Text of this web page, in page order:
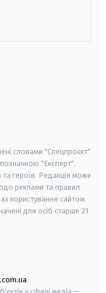
словами "Спецпроєкт"
"Експерт",
героїв. Редакція може
реклами та правил
користування сайтом.
для осіб старше 21